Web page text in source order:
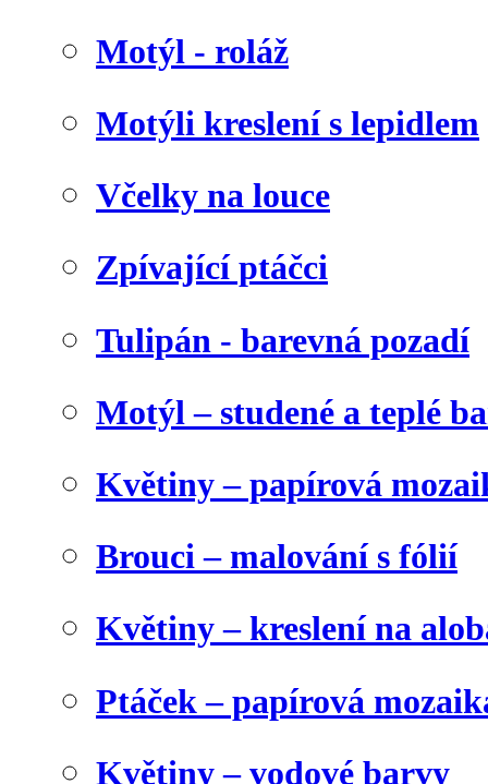
Motýl - roláž
Motýli kreslení s lepidlem
Včelky na louce
Zpívající ptáčci
Tulipán - barevná pozadí
Motýl – studené a teplé
Květiny – papírová
Brouci – malování s fólií
Květiny – kreslení na
Ptáček – papírová
Květiny – vodové barvy